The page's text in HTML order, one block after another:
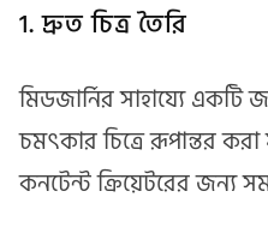
1. দ্রুত চিত্র তৈরি
মিডজার্নির সাহায্যে
চমৎকার চিত্রে রূপান্তর
কনটেন্ট ক্রিয়েটরের জন্য